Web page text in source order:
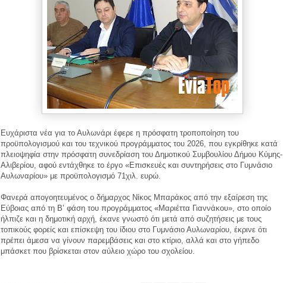
Ευχάριστα νέα για το Αυλωνάρι έφερε η πρόσφατη τροποποίηση του
προϋπολογισμού και του τεχνικού προγράμματος του 2026, που εγκρίθηκε κατά
πλειοψηφία στην πρόσφατη συνεδρίαση του Δημοτικού Συμβουλίου Δήμου Κύμης-
Αλιβερίου, αφού εντάχθηκε το έργο «Επισκευές και συντηρήσεις στο Γυμνάσιο
Αυλωναρίου» με προϋπολογισμό 71χιλ. ευρώ.
Φανερά απογοητευμένος ο δήμαρχος Νίκος Μπαράκος από την εξαίρεση της
Εύβοιας από τη Β’ φάση του προγράμματος «Μαριέττα Γιαννάκου», στο οποίο
ήλπιζε και η δημοτική αρχή, έκανε γνωστό ότι μετά από συζητήσεις με τους
τοπικούς φορείς και επίσκεψη του ίδιου στο Γυμνάσιο Αυλωναρίου, έκρινε ότι
πρέπει άμεσα να γίνουν παρεμβάσεις και στο κτίριο, αλλά και στο γήπεδο
μπάσκετ που βρίσκεται στον αύλειο χώρο του σχολείου.